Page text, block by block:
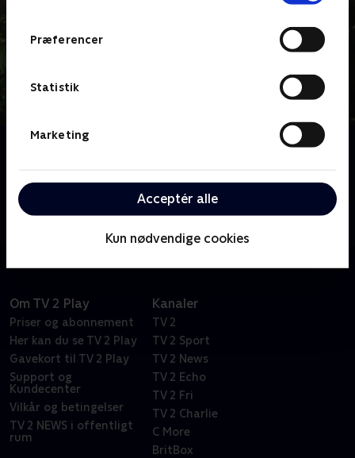
Præferencer
Statistik
Marketing
Acceptér alle
Kun nødvendige cookies
engang katten vil lege i, og man ikke selv ejer de
grønneste fingre? Man tilkalder haveguru Alan
Om TV 2 Play
Priser og abonnement
Her kan du se TV 2 Play
Gavekort til TV 2 Play
Support og
Kundecenter
Vilkår og betingelser
TV 2 NEWS i offentligt
rum
Kanaler
TV 2
TV 2 Sport
TV 2 News
TV 2 Echo
TV 2 Fri
TV 2 Charlie
C More
BritBox